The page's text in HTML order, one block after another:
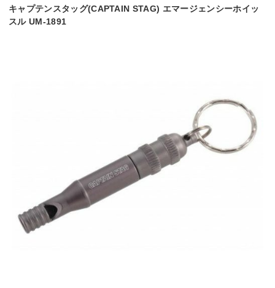
キャプテンスタッグ(CAPTAIN STAG) エマージェンシーホイッ
スル UM-1891